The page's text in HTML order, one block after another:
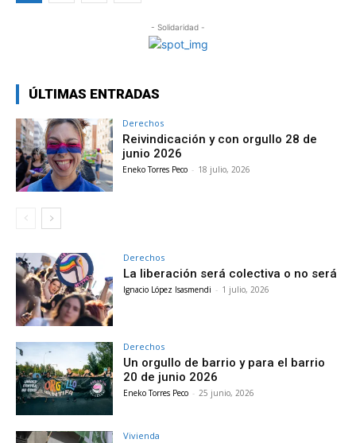
- Solidaridad -
ÚLTIMAS ENTRADAS
Derechos
Reivindicación y con orgullo 28 de
junio 2026
Eneko Torres Peco - 18 julio, 2026
Derechos
La liberación será colectiva o no será
Ignacio López Isasmendi - 1 julio, 2026
Derechos
Un orgullo de barrio y para el barrio
20 de junio 2026
Eneko Torres Peco - 25 junio, 2026
Vivienda